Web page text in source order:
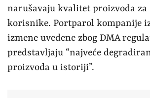
narušavaju kvalitet proizvoda za
korisnike. Portparol kompanije
izmene uvedene zbog DMA
predstavljaju “najveće
proizvoda u istoriji”.